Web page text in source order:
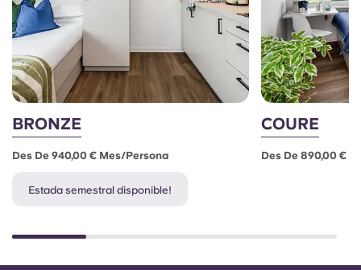
BRONZE
Des De 940,00 € Mes/persona
Estada semestral disponible!
COURE
Des De 890,00 €